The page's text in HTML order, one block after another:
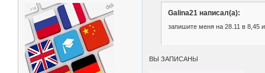
Galina21 написал(а):
запишите меня на 28.11 в 8,45
ВЫ ЗАПИСАНЫ